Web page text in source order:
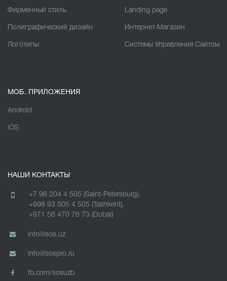
Фирменный стиль
Полиграфический дизайн
Логотипы
Landing page
Интернет-Магазин
Cистемы Управления Сайтом
МОБ. ПРИЛОЖЕНИЯ
Android
iOS
НАШИ КОНТАКТЫ
+7 96 204 4 505 (Saint-Petersburg),
+998 93 505 4 505 (Tashkent),
+971 56 470 76 73 (Dubai)
info@sos.uz
info@sospro.ru
fb.com/sosuzb